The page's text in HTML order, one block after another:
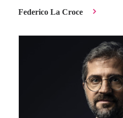
Federico La Croce